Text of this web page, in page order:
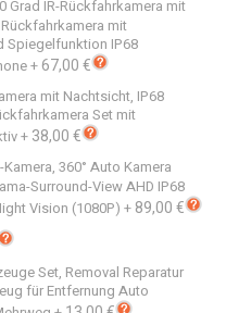
Grad IR-Rückfahrkamera mit
mit
Spiegelfunktion IP68
+67,00 €
mit Nachtsicht, IP68
Set mit
+ 38,00 €
360° Auto Kamera
Surround-View AHD IP68
Vision (1080P) + 89,00 €
Set, Removal Reparatur
für Entfernung Auto